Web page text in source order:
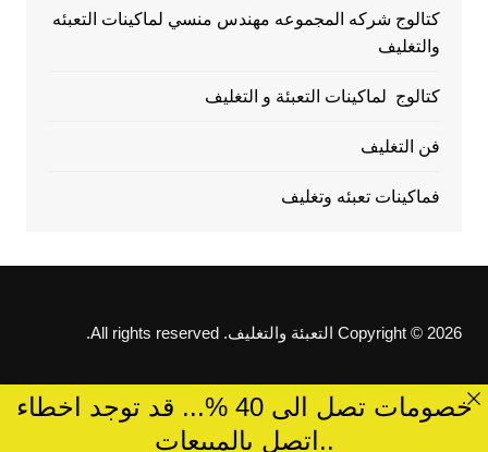
كتالوج شركه المجموعه مهندس منسي لماكينات التعبئه
والتغليف
كتالوج لماكينات التعبئة و التغليف
فن التغليف
فماكينات تعبئه وتغليف
Copyright © 2026 التعبئة والتغليف. All rights reserved.
خصومات تصل الى 40 %... قد توجد اخطاء
..اتصل بالمبيعات